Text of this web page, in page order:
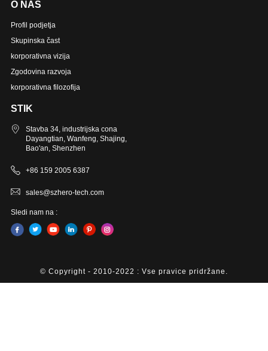
O NAS
Profil podjetja
Skupinska čast
korporativna vizija
Zgodovina razvoja
korporativna filozofija
STIK
Stavba 34, industrijska cona
Dayangtian, Wanfeng, Shajing,
Bao'an, Shenzhen
+86 159 2005 6387
sales@szhero-tech.com
Sledi nam na :
© Copyright - 2010-2022 : Vse pravice pridržane.